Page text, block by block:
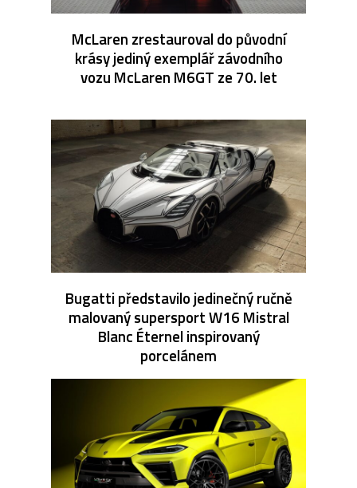
McLaren zrestauroval do původní
krásy jediný exemplář závodního
vozu McLaren M6GT ze 70. let
Bugatti představilo jedinečný ručně
malovaný supersport W16 Mistral
Blanc Éternel inspirovaný
porcelánem